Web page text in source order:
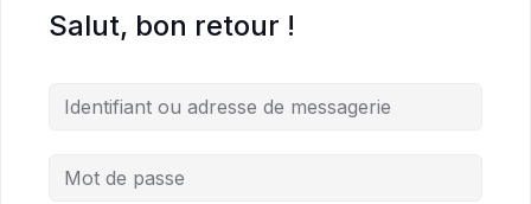
Salut, bon retour !